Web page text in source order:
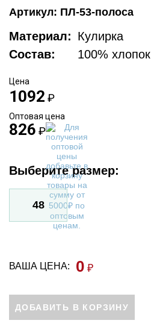
Артикул: ПЛ-53-полоса
Материал: Кулирка
Состав:
100% хлопок
Цена
1092 ₽
Оптовая цена
826 ₽
Выберите размер:
48
ВАША ЦЕНА: 0 ₽
ДОБАВИТЬ В КОРЗИНУ